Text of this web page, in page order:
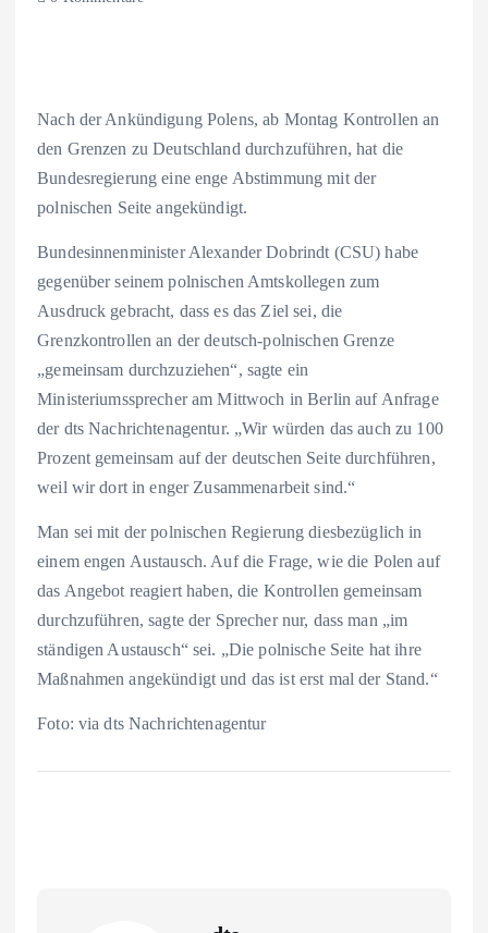
Nach der Ankündigung Polens, ab Montag Kontrollen an
den Grenzen zu Deutschland durchzuführen, hat die
Bundesregierung eine enge Abstimmung mit der
polnischen Seite angekündigt.
Bundesinnenminister Alexander Dobrindt (CSU) habe
gegenüber seinem polnischen Amtskollegen zum
Ausdruck gebracht, dass es das Ziel sei, die
Grenzkontrollen an der deutsch-polnischen Grenze
„gemeinsam durchzuziehen“, sagte ein
Ministeriumssprecher am Mittwoch in Berlin auf Anfrage
der dts Nachrichtenagentur. „Wir würden das auch zu 100
Prozent gemeinsam auf der deutschen Seite durchführen,
weil wir dort in enger Zusammenarbeit sind.“
Man sei mit der polnischen Regierung diesbezüglich in
einem engen Austausch. Auf die Frage, wie die Polen auf
das Angebot reagiert haben, die Kontrollen gemeinsam
durchzuführen, sagte der Sprecher nur, dass man „im
ständigen Austausch“ sei. „Die polnische Seite hat ihre
Maßnahmen angekündigt und das ist erst mal der Stand.“
Foto: via dts Nachrichtenagentur